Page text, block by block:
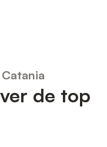
de top